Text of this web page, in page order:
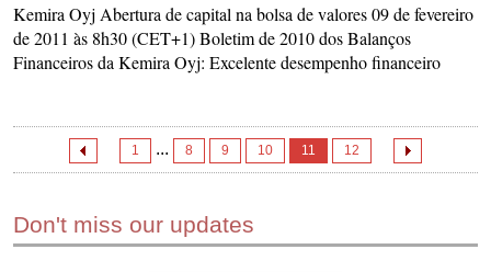
Kemira Oyj Abertura de capital na bolsa de valores 09 de fevereiro
de 2011 às 8h30 (CET+1) Boletim de 2010 dos Balanços
Financeiros da Kemira Oyj: Excelente desempenho financeiro
1 ... 8 9 10 11 12
Don't miss our updates